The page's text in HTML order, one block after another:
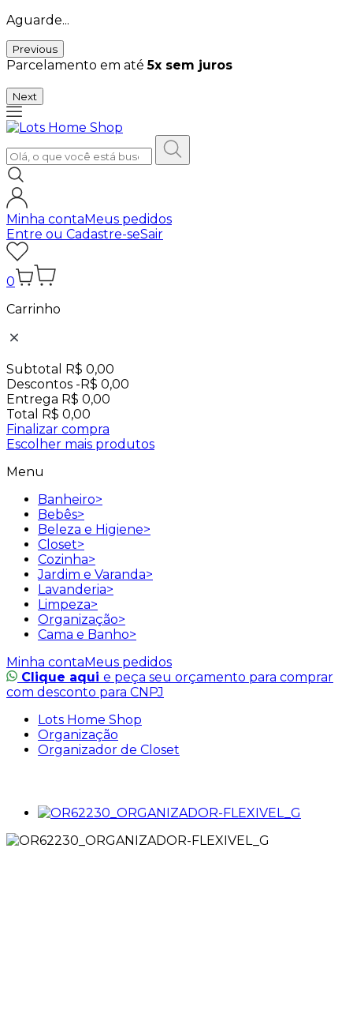
Aguarde...
Previous
Parcelamento em até5x sem juros
Next
Minha contaMeus pedidos
Entre ou Cadastre-seSair
0
Carrinho
Subtotal R$ 0,00
Descontos -R$ 0,00
Entrega R$ 0,00
Total R$ 0,00
Finalizar compra
Escolher mais produtos
Menu
Banheiro>
Bebês>
Beleza e Higiene>
Closet>
Cozinha>
Jardim e Varanda>
Lavanderia>
Limpeza>
Organização>
Cama e Banho>
Minha contaMeus pedidos
Clique aqui e peça seu orçamento para comprar
com desconto para CNPJ
Lots Home Shop
Organização
Organizador de Closet